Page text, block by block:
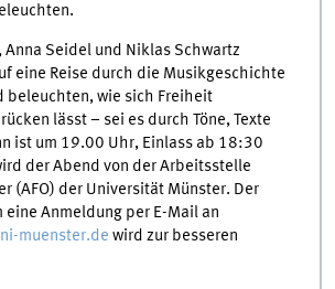
Seidel und Niklas Schwartz
eine Reise durch die Musikgeschichte
beleuchten, wie sich Freiheit
lässt – sei es durch Töne, Texte
ist um 19.00 Uhr, Einlass ab 18:30
der Abend von der Arbeitsstelle
(AFO) der Universität Münster. Der
eine Anmeldung per E-Mail an
muenster.de wird zur besseren